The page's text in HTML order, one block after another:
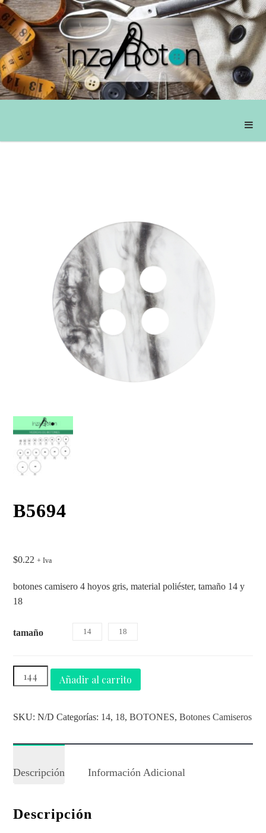
B5694
$0.22 + Iva
botones camisero 4 hoyos gris, material poliéster, tamaño 14 y
18
tamaño 14 18
Añadir al carrito
SKU:N/D Categorías: 14, 18,BOTONES,Botones Camiseros
Descripción Información Adicional
Descripción